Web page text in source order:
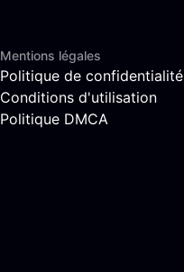
Mentions légales
Politique de confidentialité
Conditions d'utilisation
Politique DMCA